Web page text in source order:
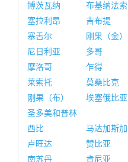
博茨瓦纳
布基纳法索
塞拉利昂
吉布提
塞舌尔
刚果（金）
尼日利亚
多哥
摩洛哥
乍得
莱索托
莫桑比克
刚果（布）
埃塞俄比亚
圣多美和普林
西比
马达加斯加
卢旺达
赞比亚
南苏丹
肯尼亚